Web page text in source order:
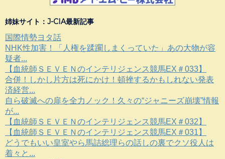
姉妹サイト：J-CIA最新記事
国際情勢ヨタ話
NHK性加害！「人権を蹂躙しまくっていた」あの大物が容
疑者...
【血統師ＳＥＶＥＮのインテリジェンス競馬EX＃033】
合併！しかし片方は死にかけ！頓挫するかもしれない発表
済経営...
自ら破滅への扉を全力ノック！久々の“ジャニーズ崩壊”情報
が...
【血統師ＳＥＶＥＮのインテリジェンス競馬EX＃032】
【血統師ＳＥＶＥＮのインテリジェンス競馬EX＃031】
どうでもいい皇室やら馬詰総理らの話しの裏でクソ役人は
着々と...